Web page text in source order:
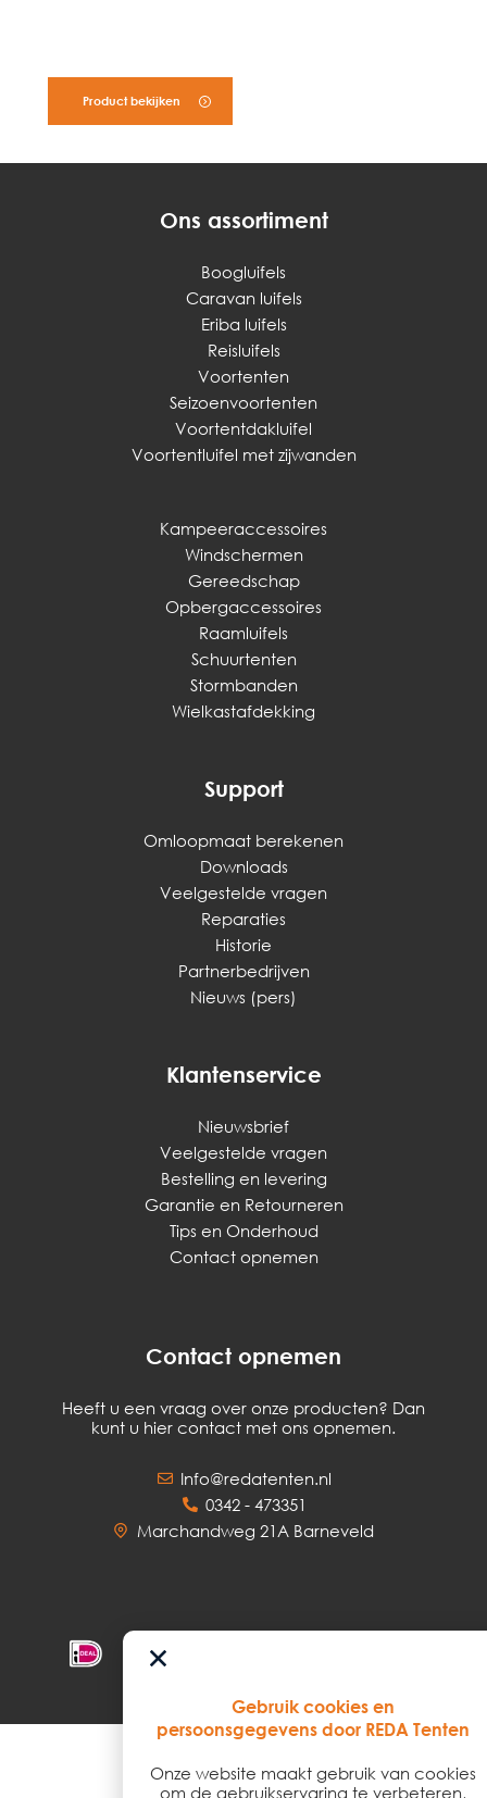
Product bekijken
Ons assortiment
Boogluifels
Caravan luifels
Eriba luifels
Reisluifels
Voortenten
Seizoenvoortenten
Voortentdakluifel
Voortentluifel met zijwanden
Kampeeraccessoires
Windschermen
Gereedschap
Opbergaccessoires
Raamluifels
Schuurtenten
Stormbanden
Wielkastafdekking
Support
Omloopmaat berekenen
Downloads
Veelgestelde vragen
Reparaties
Historie
Partnerbedrijven
Nieuws (pers)
Klantenservice
Nieuwsbrief
Veelgestelde vragen
Bestelling en levering
Garantie en Retourneren
Tips en Onderhoud
Contact opnemen
Contact opnemen
Heeft u een vraag over onze producten? Dan
kunt u hier contact met ons opnemen.
Info@redatenten.nl
0342 - 473351
Marchandweg 21A Barneveld
© 2026
Gebruik cookies en
persoonsgegevens door REDA Tenten
Onze website maakt gebruik van cookies
om de gebruikservaring te verbeteren,